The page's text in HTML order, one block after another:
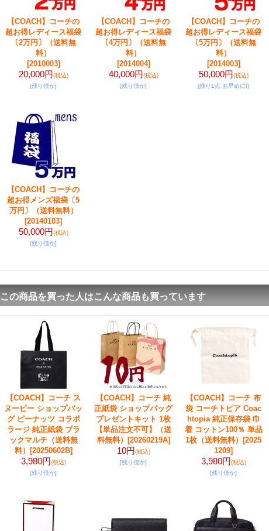
【COACH】コーチの
超お得レディース福袋
〔2万円〕（送料無
料）
[2010003]
20,000円(税込)
[残り僅か]
【COACH】コーチの
超お得レディース福袋
〔4万円〕（送料無
料）
[2014004]
40,000円(税込)
[残り僅か]
【COACH】コーチの
超お得レディース福袋
〔5万円〕（送料無
料）
[2014003]
50,000円(税込)
[残り1点 お早めに!]
【COACH】コーチの
超お得メンズ福袋〔5
万円〕（送料無料）
[20140103]
50,000円(税込)
[残り僅か]
この商品を買った人はこんな商品も買っています
【COACH】コーチ ス
ヌーピー ショップバッ
グ ピーナッツ コラボ
ラージ 純正紙袋 ブラ
ックマルチ（送料無
料）
[20250602B]
3,980円(税込)
[残り僅か]
【COACH】コーチ 純
正紙袋 ショップバッグ
プレゼントキット 1枚
【単品注文不可】（送
料無料）
[20260219A]
10円(税込)
[残り僅か]
【COACH】コーチ 布
袋 コーチトピア Coac
htopia 純正保存袋 巾
着 コットン100％ 単品
1枚（送料無料）
[2025
1209]
3,980円(税込)
[残り僅か]